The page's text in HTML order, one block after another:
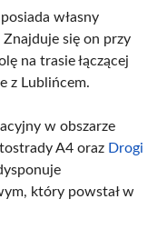
własny
Znajduje się on przy
na trasie łączącej
z Lublińcem.
w obszarze
A4 oraz Drogi
który powstał w